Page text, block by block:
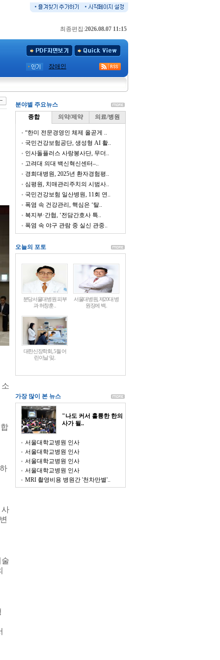
최종편집:2026.08.07 11:15
장애인
분야별 주요뉴스
종합
의약/제약 의료/병원
“한미 전문경영인 체제 올곧게 ..
국민건강보험공단, 생성형 AI 활..
인사돌플러스 사랑봉사단, 무더..
고려대 의대 백신혁신센터–..
경희대병원, 2025년 환자경험평..
심평원, 치매관리주치의 시범사..
국민건강보험 일산병원, 11회 연..
폭염 속 건강관리, 핵심은 ‘탈..
복지부·간협, ‘전담간호사 특..
폭염 속 야구 관람 중 실신 관중..
오늘의 포토
분당서울대병원 피부
과 허창훈 ..
서울대병원, 제20대 병
원장에 백..
대한신장학회, 5월 어
린이날 맞..
가장 많이 본 뉴스
"나도 커서 훌륭한 한의
사가 될..
서울대학교병원 인사
서울대학교병원 인사
서울대학교병원 인사
서울대학교병원 인사
MRI 촬영비용 병원간 '천차만별'..